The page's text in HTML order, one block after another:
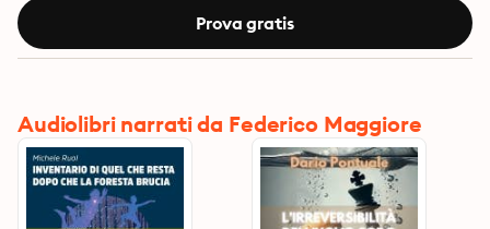
Prova gratis
Audiolibri narrati da Federico Maggiore